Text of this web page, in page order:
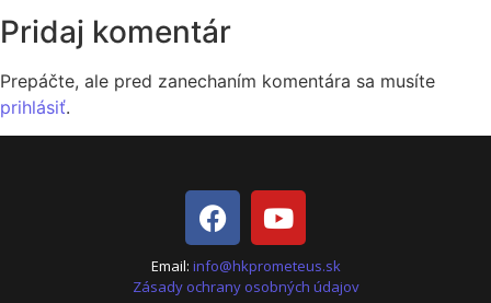
Pridaj komentár
Prepáčte, ale pred zanechaním komentára sa musíte
prihlásiť.
Email: info@hkprometeus.sk
Zásady ochrany osobných údajov